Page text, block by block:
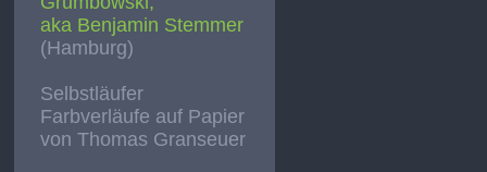
aka Benjamin Stemmer
(Hamburg)
Selbstläufer
Farbverläufe auf Papier
von Thomas Granseuer